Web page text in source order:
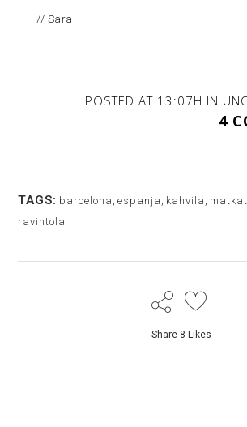
// Sara
POSTED AT 13:07H IN
4
TAGS: barcelona ,espanja , kahvila , matkat
ravintola
Share 8 Likes